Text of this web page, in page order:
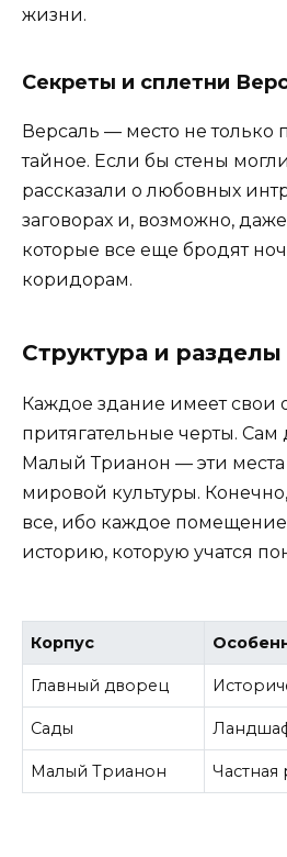
жизни.
Секреты и сплетни
Версаль — место не только
тайное. Если бы стены
рассказали о любовных
заговорах и, возможно,
которые все еще бродят
коридорам.
Структура и
Каждое здание имеет свои
притягательные черты. Сам
Малый Трианон — эти места
мировой культуры.
все, ибо каждое
историю, которую учатся
Корпус
Главный дворец
Сады
Малый Трианон Частная